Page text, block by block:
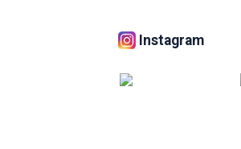
Instagram